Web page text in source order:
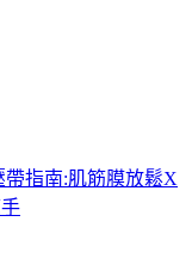
帶指南:肌筋膜放鬆X